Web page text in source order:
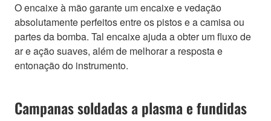
O encaixe à mão garante um encaixe e vedação
absolutamente perfeitos entre os pistos e a camisa ou
partes da bomba. Tal encaixe ajuda a obter um fluxo de
ar e ação suaves, além de melhorar a resposta e
entonação do instrumento.
Campanas soldadas a plasma e fundidas